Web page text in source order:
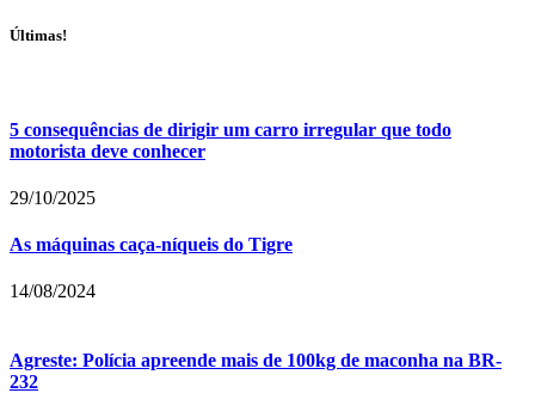
Últimas!
5 consequências de dirigir um carro irregular que todo
motorista deve conhecer
29/10/2025
As máquinas caça-níqueis do Tigre
14/08/2024
Agreste: Polícia apreende mais de 100kg de maconha na BR-
232